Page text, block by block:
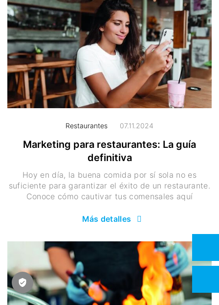
Restaurantes 07.11.2024
Marketing para restaurantes: La guía
definitiva
Hoy en día, la buena comida por sí sola no es
suficiente para garantizar el éxito de un restaurante.
Conoce cómo cautivar tus comensales aquí
Más detalles